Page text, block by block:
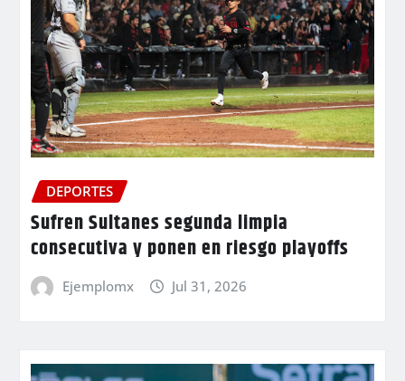
DEPORTES
Sufren Sultanes segunda limpia
consecutiva y ponen en riesgo playoffs
Ejemplomx Jul 31, 2026